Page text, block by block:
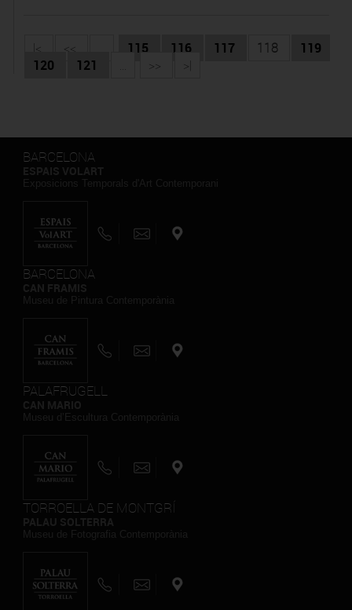
|< << 115 116 117 118
119
120
121 ... >> >|
BARCELONA
BARCELONA
PALAFRUGELL
TORROELLA DE MONTGRÍ